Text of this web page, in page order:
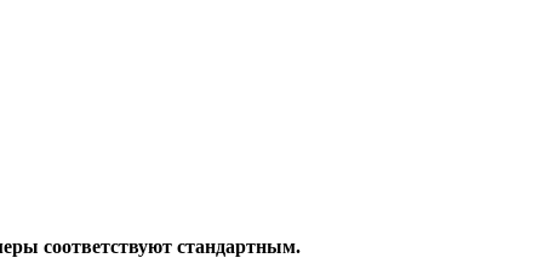
соответствуют стандартным.